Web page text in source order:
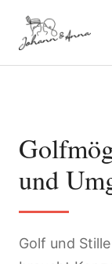
und
Golf und